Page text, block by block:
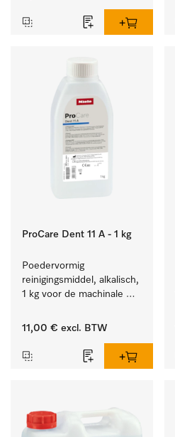
ProCare Dent 11 A - 1 kg
Poedervormig
reinigingsmiddel, alkalisch,
1 kg voor de machinale
tandheelkundige
11,00 € excl. BTW